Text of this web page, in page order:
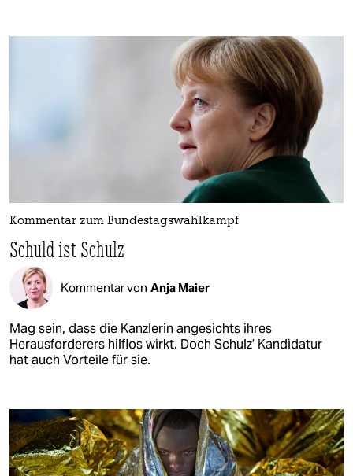
Kommentar zum Bundestagswahlkampf
Schuld ist Schulz
Kommentar von Anja Maier
Mag sein, dass die Kanzlerin angesichts ihres
Herausforderers hilflos wirkt. Doch Schulz’ Kandidatur
hat auch Vorteile für sie.